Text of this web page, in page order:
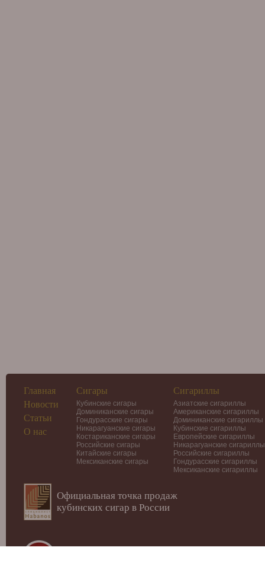
Главная
Новости
Статьи
О нас
Сигары
Кубинские сигары
Доминиканские сигары
Гондурасские сигары
Никарагуанские сигары
Костариканские сигары
Российские сигары
Китайские сигары
Мексиканские сигары
Сигариллы
Азиатские сигариллы
Американские сигариллы
Доминиканские сигариллы
Кубинские сигариллы
Европейские сигариллы
Никарагуанские сигариллы
Российские сигариллы
Гондурасские сигариллы
Мексиканские сигариллы
Официальная точка продаж
кубинских сигар в России